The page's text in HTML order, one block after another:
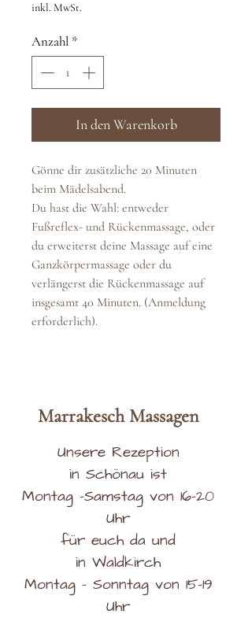
inkl. MwSt.
Anzahl *
In den Warenkorb
Gönne dir zusätzliche 20 Minuten
beim Mädelsabend.
Du hast die Wahl: entweder
Fußreflex- und Rückenmassage, oder
du erweiterst deine Massage auf eine
Ganzkörpermassage oder du
verlängerst die Rückenmassage auf
insgesamt 40 Minuten. (Anmeldung
erforderlich).
Marrakesch Massagen
Unsere Rezeption
in Schönau ist
Montag -Samstag von 16-20
Uhr
für euch da und
in Waldkirch
Montag - Sonntag von 15-19
Uhr